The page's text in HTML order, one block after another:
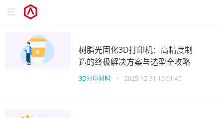
树脂光固化3D打印机：高精度制
造的终极解决方案与选型全攻略
3D打印材料 • 2025-12-31 15:01:45